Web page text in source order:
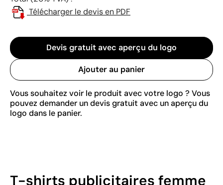
Télécharger le devis en PDF
Devis gratuit avec aperçu du logo
Ajouter au panier
Vous souhaitez voir le produit avec votre logo ? Vous
pouvez demander un devis gratuit avec un aperçu du
logo dans le panier.
T-shirts publicitaires femme